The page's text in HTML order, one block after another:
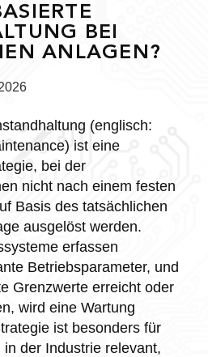
BEI
ANLAGEN?
(englisch:
ist eine
bei der
nicht nach einem festen
Basis des tatsächlichen
ausgelöst werden.
erfassen
Betriebsparameter, und
Grenzwerte erreicht oder
wird eine Wartung
ist besonders für
der Industrie relevant,